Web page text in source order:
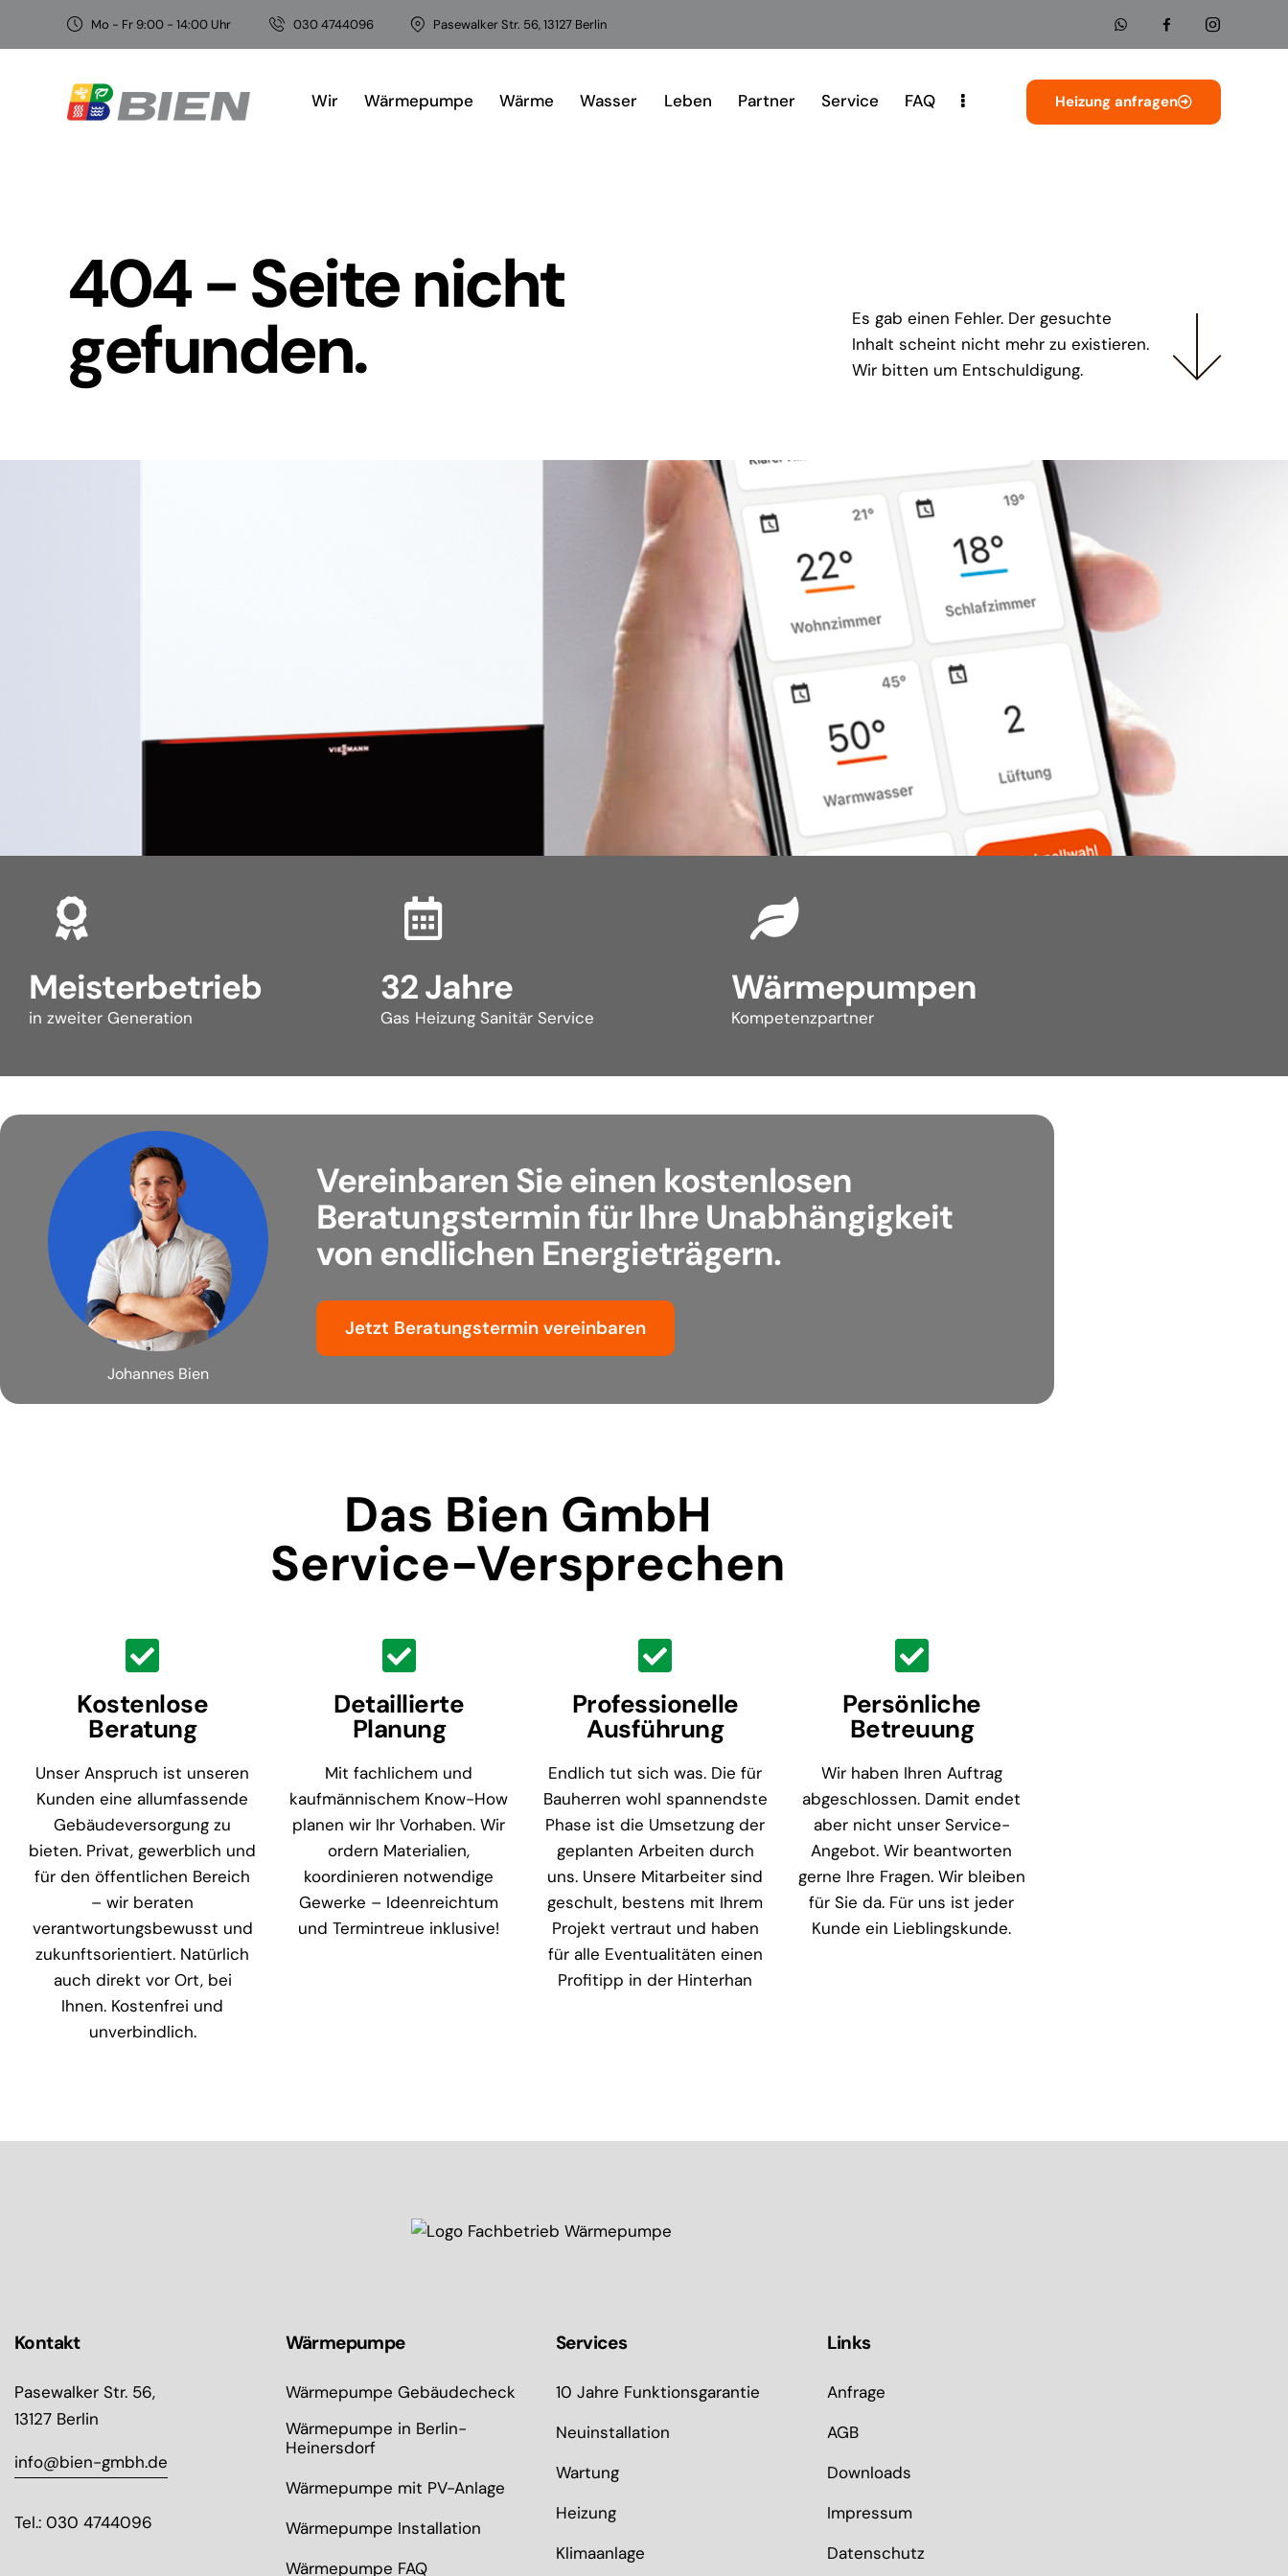
Mo - Fr 9:00 - 14:00 Uhr 030 4744096 Pasewalker Str. 56, 13127 Berlin
Wir Wärmepumpe Wärme Wasser Leben Partner Service FAQ Heizung anfragen
404 - Seite nicht
gefunden.
Es gab einen Fehler. Der gesuchte
Inhalt scheint nicht mehr zu existieren.
Wir bitten um Entschuldigung.
Meisterbetrieb
in zweiter Generation
32 Jahre
Gas Heizung Sanitär Service
Wärmepumpen
Kompetenzpartner
Johannes Bien
Vereinbaren Sie einen kostenlosen
Beratungstermin für Ihre Unabhängigkeit
von endlichen Energieträgern.
Jetzt Beratungstermin vereinbaren
Das Bien GmbH
Service-Versprechen​
Kostenlose
Beratung
Unser Anspruch ist unseren
Kunden eine allumfassende
Gebäudeversorgung zu
bieten. Privat, gewerblich und
für den öffentlichen Bereich
– wir beraten
verantwortungsbewusst und
zukunftsorientiert. Natürlich
auch direkt vor Ort, bei
Ihnen. Kostenfrei und
unverbindlich.
Detaillierte
Planung
Mit fachlichem und
kaufmännischem Know-How
planen wir Ihr Vorhaben. Wir
ordern Materialien,
koordinieren notwendige
Gewerke – Ideenreichtum
und Termintreue inklusive!
Professionelle
Ausführung
Endlich tut sich was. Die für
Bauherren wohl spannendste
Phase ist die Umsetzung der
geplanten Arbeiten durch
uns. Unsere Mitarbeiter sind
geschult, bestens mit Ihrem
Projekt vertraut und haben
für alle Eventualitäten einen
Profitipp in der Hinterhan
Persönliche
Betreuung
Wir haben Ihren Auftrag
abgeschlossen. Damit endet
aber nicht unser Service-
Angebot. Wir beantworten
gerne Ihre Fragen. Wir bleiben
für Sie da. Für uns ist jeder
Kunde ein Lieblingskunde.
Kontakt
Pasewalker Str. 56,
13127 Berlin
info@bien-gmbh.de
Tel.: 030 4744096
Wärmepumpe
Wärmepumpe Gebäudecheck
Wärmepumpe in Berlin-
Heinersdorf
Wärmepumpe mit PV-Anlage
Wärmepumpe Installation
Wärmepumpe FAQ
Services
10 Jahre Funktionsgarantie
Neuinstallation
Wartung
Heizung
Klimaanlage
Links
Anfrage
AGB
Downloads
Impressum
Datenschutz